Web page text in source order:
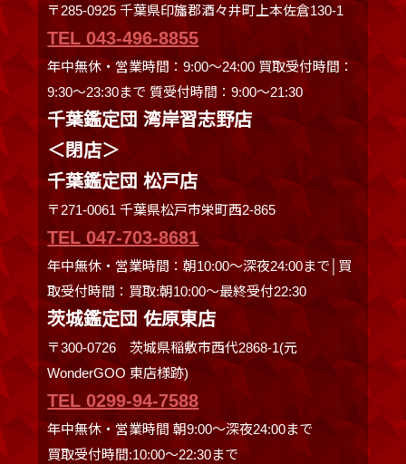
〒285-0925 千葉県印旛郡酒々井町上本佐倉130-1
TEL 043-496-8855
年中無休・営業時間：9:00～24:00 買取受付時間：
9:30〜23:30まで 質受付時間：9:00～21:30
千葉鑑定団 湾岸習志野店
＜閉店＞
千葉鑑定団 松戸店
〒271-0061 千葉県松戸市栄町西2-865
TEL 047-703-8681
年中無休・営業時間：朝10:00～深夜24:00まで│買
取受付時間：買取:朝10:00～最終受付22:30
茨城鑑定団 佐原東店
〒300-0726 茨城県稲敷市西代2868-1(元
WonderGOO 東店様跡)
TEL 0299-94-7588
年中無休・営業時間 朝9:00〜深夜24:00まで
買取受付時間:10:00〜22:30まで